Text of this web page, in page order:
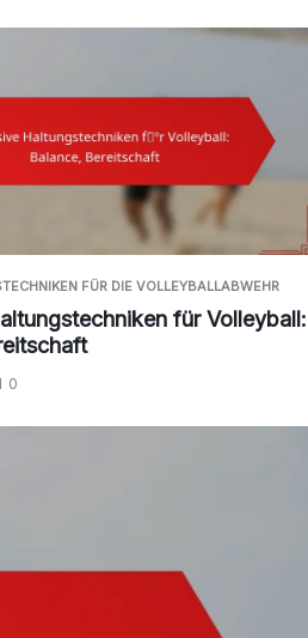
FÜR DIE VOLLEYBALLABWEHR
für Volleyball:
0